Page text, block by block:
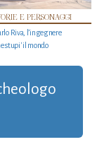
E PERSONAGGI
Riva, l’ingegnere
stupi' il mondo